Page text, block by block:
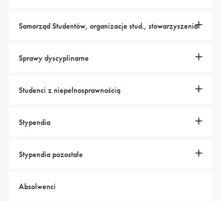
Samorząd Studentów, organizacje stud., stowarzyszenia
Sprawy dyscyplinarne
Studenci z niepełnosprawnością
Stypendia
Stypendia pozostałe
Absolwenci